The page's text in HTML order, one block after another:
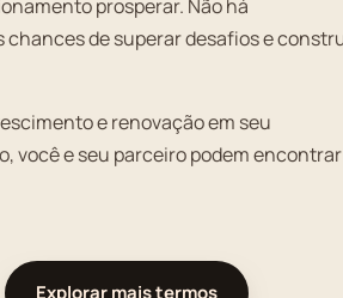
prosperar. Não há
de superar desafios e
e renovação em seu
você e seu parceiro podem
Explorar mais termos